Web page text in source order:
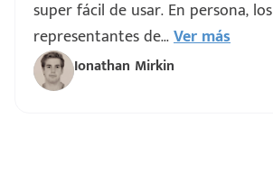
super fácil de usar. En persona, los
representantes de...Ver más
Ionathan Mirkin